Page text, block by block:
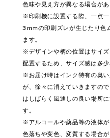
色味や見え方が異なる場合があ
※印刷機に設置する際、一点
3mmの印刷ズレが生じたり色
ます。
※デザインや柄の位置はサイ
配置するため、サイズ感は多少
※お届け時はインク特有の臭
が、徐々に消えていきますの
はしばらく風通しの良い場所
す。
※アルコールや薬品等の液体
色落ちや変色、変質する場合